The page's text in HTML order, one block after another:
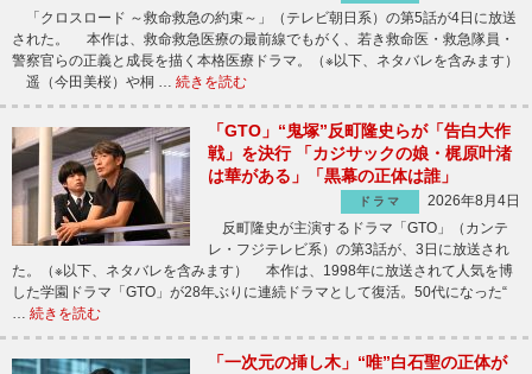
「クロスロード ～救命救急の約束～」（テレビ朝日系）の第5話が4日に放送
された。 本作は、救命救急医療の最前線でもがく、若き救命医・救急隊員・
警察官らの正義と成長を描く本格医療ドラマ。（※以下、ネタバレを含みます）
遥（今田美桜）や桐 … 続きを読む
「GTO」“鬼塚”反町隆史らが「告白大作
戦」を決行 「カジサックの娘・梶原叶渚
は華がある」「黒幕の正体は誰」
ドラマ
2026年8月4日
反町隆史が主演するドラマ「GTO」（カンテ
レ・フジテレビ系）の第3話が、3日に放送され
た。（※以下、ネタバレを含みます） 本作は、1998年に放送されて人気を博
した学園ドラマ「GTO」が28年ぶりに連続ドラマとして復活。50代になった“
… 続きを読む
「一次元の挿し木」“唯”白石聖の正体が